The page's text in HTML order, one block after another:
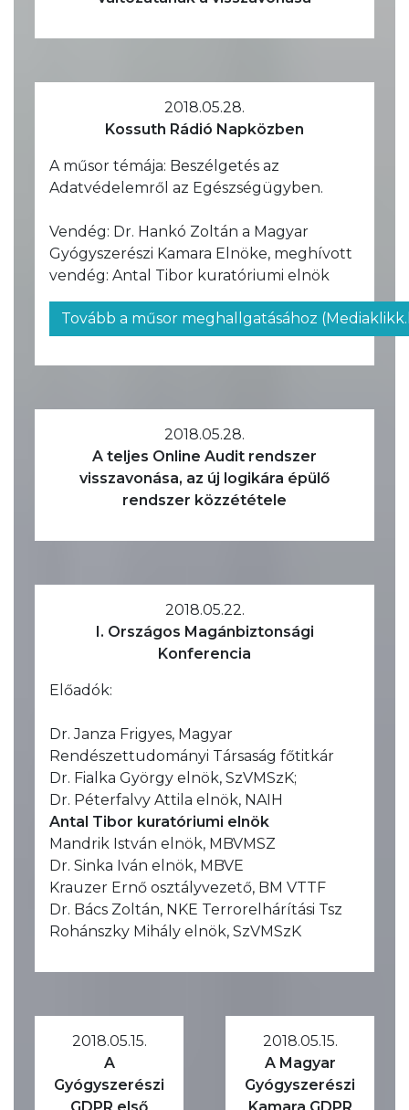
2018.05.28.
Kossuth Rádió Napközben
A műsor témája: Beszélgetés az
Adatvédelemről az Egészségügyben.
Vendég: Dr. Hankó Zoltán a Magyar
Gyógyszerészi Kamara Elnöke, meghívott
vendég: Antal Tibor kuratóriumi elnök
Tovább a műsor meghallgatásához
2018.05.28.
A teljes Online Audit rendszer
visszavonása, az új logikára épülő
rendszer közzététele
2018.05.22.
I. Országos Magánbiztonsági
Konferencia
Előadók:
Dr. Janza Frigyes, Magyar
Rendészettudományi Társaság főtitkár
Dr. Fialka György elnök, SzVMSzK;
Dr. Péterfalvy Attila elnök, NAIH
Antal Tibor kuratóriumi elnök
Mandrik István elnök, MBVMSZ
Dr. Sinka Iván elnök, MBVE
Krauzer Ernő osztályvezető, BM VTTF
Dr. Bács Zoltán, NKE Terrorelhárítási Tsz
Rohánszky Mihály elnök, SzVMSzK
2018.05.15.
A
Gyógyszerészi
2018.05.15.
A Magyar
Gyógyszerészi